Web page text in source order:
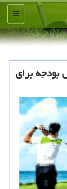
منو
بودجه برای